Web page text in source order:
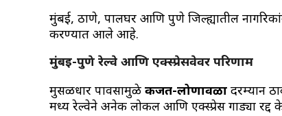
मुंबई, ठाणे, पालघर आणि पुणे जिल्ह्यातील
करण्यात आले आहे.
मुंबई-पुणे रेल्वे आणि एक्स्प्रेसवेवर परिणाम
मुसळधार पावसामुळे कर्जत-लोणावळा दरम्यान
मध्य रेल्वेने अनेक लोकल आणि एक्स्प्रेस गाड्या